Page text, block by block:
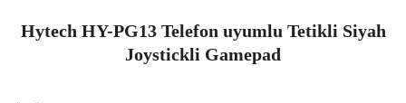
Hytech HY-PG13 Telefon uyumlu Tetikli Siyah
Joystickli Gamepad